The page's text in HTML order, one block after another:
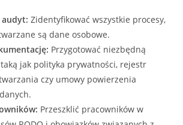
audyt: Zidentyfikować wszystkie procesy,
są dane osobowe.
Przygotować niezbędną
jak polityka prywatności, rejestr
czy umowy powierzenia
Przeszklić pracowników w